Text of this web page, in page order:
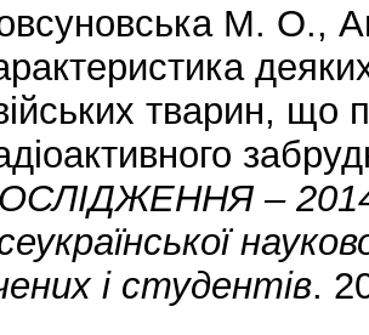
М. О.,
тварин, що
–
і студентів.